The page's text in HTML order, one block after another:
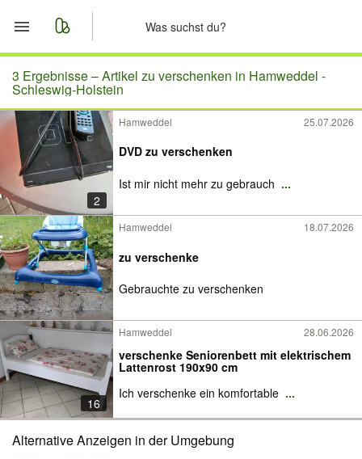
Start
Merkliste
Nachrichten
Anzeige aufgeben
3 Ergebnisse –Artikel zu verschenken in Hamweddel -
Schleswig-Holstein
2
Hamweddel 25.07.2026
DVD zu verschenken
Ist mir nicht mehr zu gebrauch ...
Hamweddel 18.07.2026
zu verschenke
Gebrauchte zu verschenken
16
Hamweddel 28.06.2026
verschenke Seniorenbett mit elektrischem
Lattenrost 190x90 cm
Ich verschenke ein komfortable ...
Alternative Anzeigen in der Umgebung